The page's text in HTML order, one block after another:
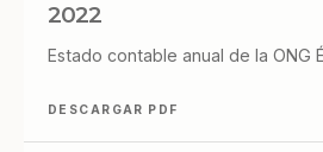
2022
Estado contable anual de la ONG
DESCARGAR PDF